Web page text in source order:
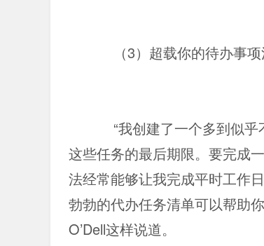
（3）超载你的待办事
“我创建了一个多到似
这些任务的最后期限。要完成
法经常能够让我完成平时工作
勃勃的代办任务清单可以帮助
O’Dell这样说道。